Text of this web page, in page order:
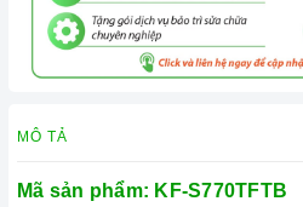
MÔ TẢ
Mã sản phẩm: KF-S770TFTB